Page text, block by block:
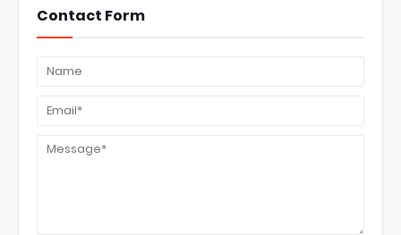
Contact Form